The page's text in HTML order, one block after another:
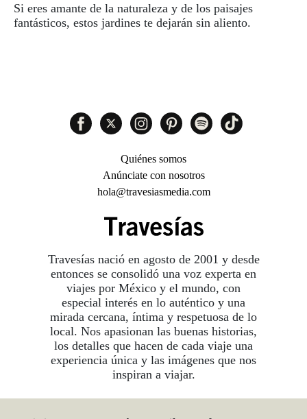
Si eres amante de la naturaleza y de los paisajes
fantásticos, estos jardines te dejarán sin aliento.
Travesías nació en agosto de 2001 y desde
entonces se consolidó una voz experta en
viajes por México y el mundo, con
especial interés en lo auténtico y una
mirada cercana, íntima y respetuosa de lo
local. Nos apasionan las buenas historias,
los detalles que hacen de cada viaje una
experiencia única y las imágenes que nos
inspiran a viajar.
Quiénes somos
Anúnciate con nosotros
hola@travesiasmedia.com